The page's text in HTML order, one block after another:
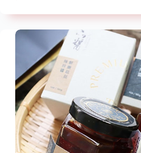
排
店
美
華
興
食
品
(饒
河
旗
艦
店)』
近